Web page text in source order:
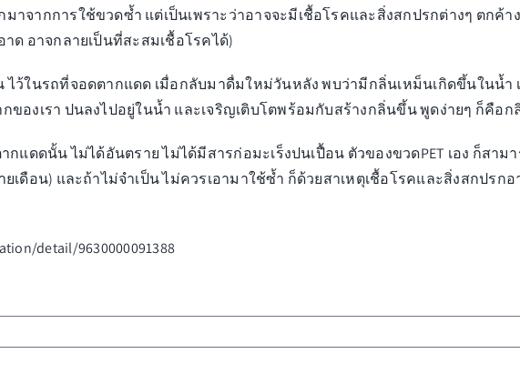
าจากการใช้ขวดซ้ำ แต่เป็นเพราะว่าอาจจะมีเชื้อโรคและสิ่งสกปรกต่างๆ ตก
ด อาจกลายเป็นที่สะสมเชื้อโรคได้)
ว้ในรถที่จอดตากแดด เมื่อกลับมาดื่มใหม่วันหลัง พบว่ามีกลิ่นเหม็นเกิดขึ้นในน้ำ
องเรา ปนลงไปอยู่ในน้ำ และเจริญเติบโตพร้อมกับสร้างกลิ่นขึ้น พูดง่ายๆ ก็คือก
กแดดนั้น ไม่ได้อันตราย ไม่ได้มีสารก่อมะเร็งปนเปื้อน ตัวของขวดPET เอง ก็สา
เดือน) และถ้าไม่จำเป็น ไม่ควรเอามาใช้ซ้ำ ก็ด้วยสาเหตุเชื้อโรคและสิ่งสกปรก
detail/9630000091388